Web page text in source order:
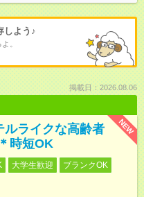
しよう♪
。
掲載日：2026.08.06
NEW
ルライクな高齢者
時短OK
大学生歓迎
ブランクOK